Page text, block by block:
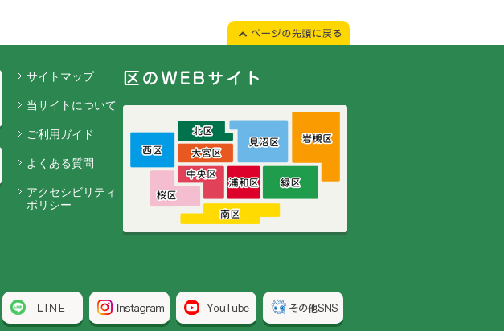
サイトマップ
当サイトについて
ご利用ガイド
よくある質問
アクセシビリティ
ポリシー